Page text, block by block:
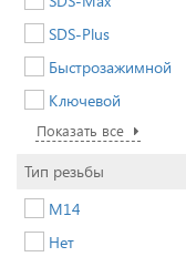
SDS-Plus
Быстрозажимной
Ключевой
Показать все
Тип резьбы
M14
Нет